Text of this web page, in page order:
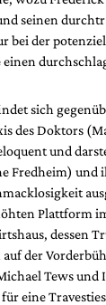
seinen
bei der
sich
des Doktors
und
Fredheim) und
Plattform
dessen
der
Tews und
eine